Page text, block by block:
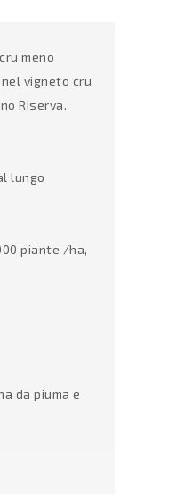
meno
vigneto cru
Riserva.
lungo
piante /ha,
da piuma e